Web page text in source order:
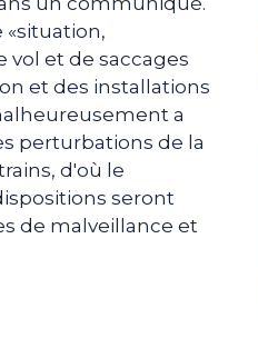
vol et de saccages
et des installations
a
perturbations de la
d'où le
seront
de malveillance et